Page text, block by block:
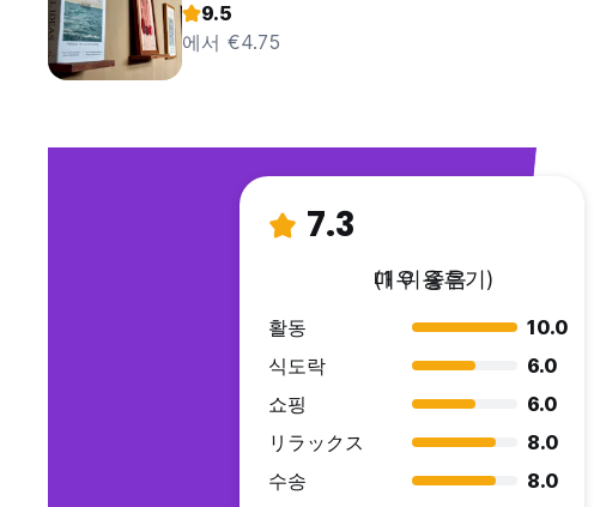
9.5
에서 €4.75
7.3
매우 좋음
(1 이용후기)
활동
10.0
식도락
6.0
쇼핑
6.0
リラックス
8.0
수송
8.0